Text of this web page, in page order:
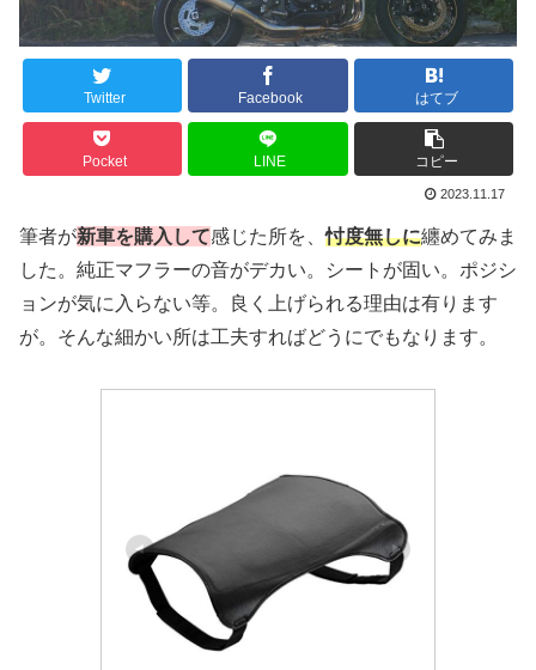
Twitter Facebook はてブ
Pocket LINE コピー
2023.11.17
筆者が新車を購入して感じた所を、忖度無しに纏めてみま
した。純正マフラーの音がデカい。シートが固い。ポジシ
ョンが気に入らない等。良く上げられる理由は有ります
が。そんな細かい所は工夫すればどうにでもなります。